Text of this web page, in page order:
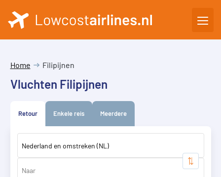
Home Filipijnen
Vluchten Filipijnen
Retour Enkele reis Meerdere